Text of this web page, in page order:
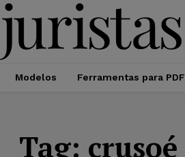
Modelos Ferramentas para PDF
Tag: crusoé